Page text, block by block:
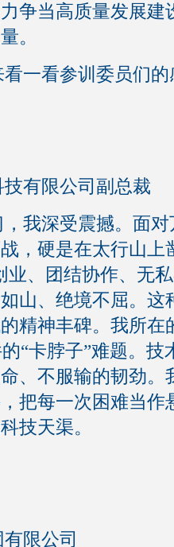
争当高质量发展建
。
一看参训委员们的
有限公司副总裁
我深受震撼。面
，硬是在太行山上
业、团结协作、无
山、绝境不屈。这
精神丰碑。我所在
“卡脖子”难题。技
、不服输的韧劲。
把每一次困难当作
技天渠。
限公司